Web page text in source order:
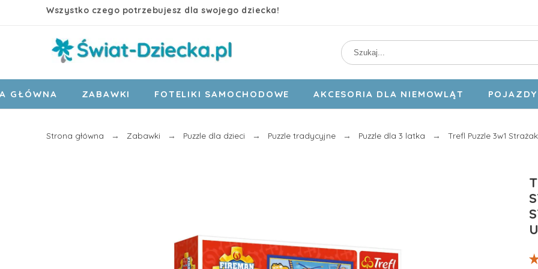
Wszystko czego potrzebujesz dla swojego dziecka!
GŁÓWNA ZABAWKI FOTELIKI SAMOCHODOWE AKCESORIA DLA NIEMOWLĄT
Strona główna Zabawki Puzzle dla dzieci Puzzle tradycyjne Puzzle dla 3 latka Trefl Puzzle 3w1